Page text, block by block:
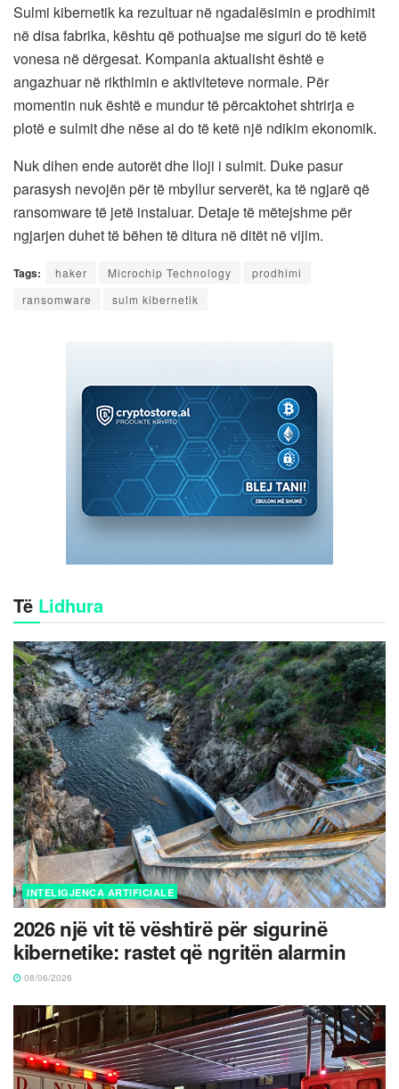
Sulmi kibernetik ka rezultuar në ngadalësimin e prodhimit
në disa fabrika, kështu që pothuajse me siguri do të ketë
vonesa në dërgesat. Kompania aktualisht është e
angazhuar në rikthimin e aktiviteteve normale. Për
momentin nuk është e mundur të përcaktohet shtrirja e
plotë e sulmit dhe nëse ai do të ketë një ndikim ekonomik.
Nuk dihen ende autorët dhe lloji i sulmit. Duke pasur
parasysh nevojën për të mbyllur serverët, ka të ngjarë që
ransomware të jetë instaluar. Detaje të mëtejshme për
ngjarjen duhet të bëhen të ditura në ditët në vijim.
Tags: haker Microchip Technology
prodhimi
ransomware
sulm kibernetik
Të Lidhura
INTELIGJENCA ARTIFICIALE
2026 një vit të vështirë për sigurinë
kibernetike: rastet që ngritën alarmin
08/06/2026